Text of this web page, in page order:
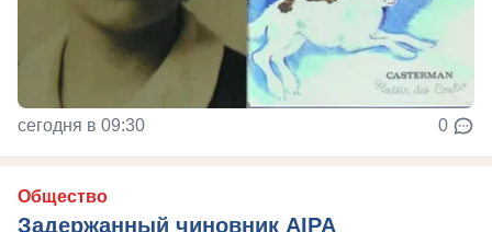
сегодня в 09:30 0
Общество
Задержанный чиновник AIPA